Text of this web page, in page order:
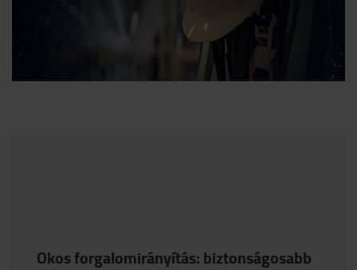
Okos forgalomirányítás: biztonságosabb